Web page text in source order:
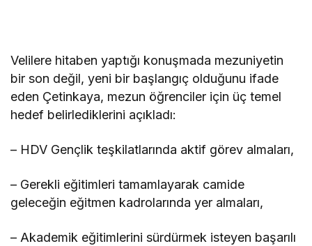
Velilere hitaben yaptığı konuşmada mezuniyetin
bir son değil, yeni bir başlangıç olduğunu ifade
eden Çetinkaya, mezun öğrenciler için üç temel
hedef belirlediklerini açıkladı:
– HDV Gençlik teşkilatlarında aktif görev almaları,
– Gerekli eğitimleri tamamlayarak camide
geleceğin eğitmen kadrolarında yer almaları,
– Akademik eğitimlerini sürdürmek isteyen başarılı